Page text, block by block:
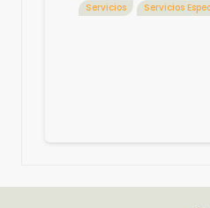
Servicios Servicios